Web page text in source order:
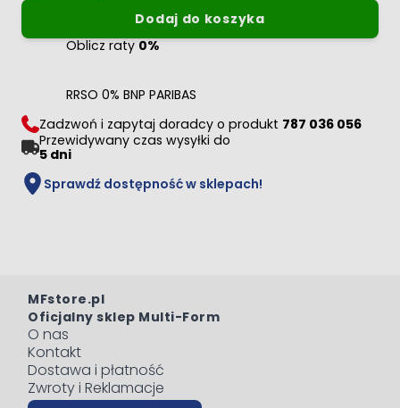
Dodaj do koszyka
Oblicz raty0%
RRSO 0% BNP PARIBAS
Zadzwoń i zapytaj doradcy o produkt 787 036 056
Przewidywany czas wysyłki do
5 dni
Sprawdź dostępność w sklepach!
MFstore.pl
Oficjalny sklep Multi-Form
O nas
Kontakt
Dostawa i płatność
Zwroty i Reklamacje